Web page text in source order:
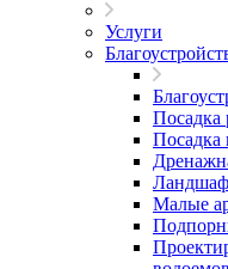
Услуги
Посадка
Посадка
Малые